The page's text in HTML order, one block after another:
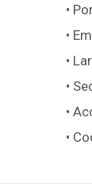
•
•
•
•
•
•